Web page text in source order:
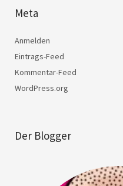
Meta
Anmelden
Eintrags-Feed
Kommentar-Feed
WordPress.org
Der Blogger